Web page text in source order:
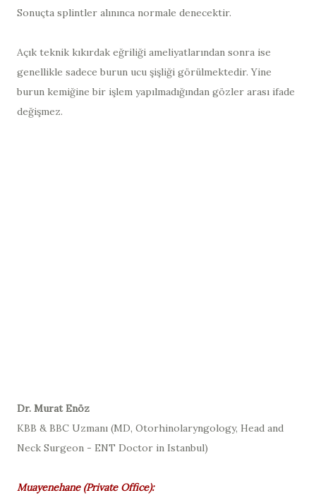
Sonuçta splintler alınınca normale denecektir.
Açık teknik kıkırdak eğriliği ameliyatlarından sonra ise
genellikle sadece burun ucu şişliği görülmektedir. Yine
burun kemiğine bir işlem yapılmadığından gözler arası ifade
değişmez.
Dr. Murat Enöz
KBB & BBC Uzmanı (MD, Otorhinolaryngology, Head and
Neck Surgeon - ENT Doctor in Istanbul)
Muayenehane (Private Office):